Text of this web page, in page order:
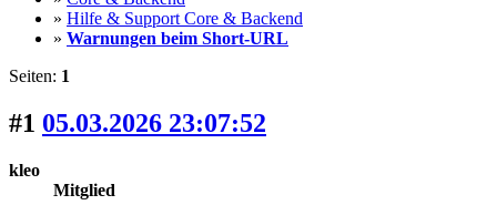
» Hilfe & Support Core & Backend
» Warnungen beim Short-URL
Seiten: 1
#1 05.03.2026 23:07:52
kleo
Mitglied